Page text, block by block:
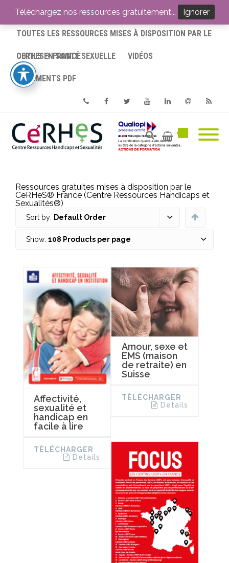
ACCUEIL
TOUTES LES RESSOURCES MISES À DISPOSITION PAR LE
CERHES® FRANCE
OUTILS EN SANTÉ SEXUELLE VIDÉOS
DOCUMENTS PDF
PhoneFacebookTwitterYoutube
Ressources gratuites mises à disposition par le
CeRHeS® France (Centre Ressources Handicaps et
Sexualités®)
Sort by: Default Order
Show: 108 Products per page
Affectivité,
sexualité et
handicap en
facile à lire
TÉLÉCHARGER
Details
Amour, sexe et
EMS (maison
de retraite) en
Suisse
TÉLÉCHARGER
Details
Téléchargez nos ressources gratuitement... Ignorer